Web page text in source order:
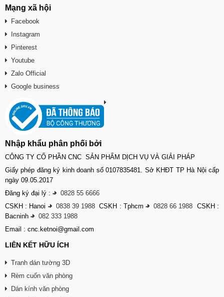
Mạng xã hội
Facebook
Instagram
Pinterest
Youtube
Zalo Official
Google business
Nhập khẩu phân phối bởi
CÔNG TY CỔ PHẦN CNC SẢN PHẨM DỊCH VỤ VÀ GIẢI PHÁP
Giấy phép đăng ký kinh doanh số 0107835481. Sở KHĐT TP Hà Nội cấp
ngày 09.05.2017
Đăng ký đại lý : -
0828 55 6666
CSKH : Hanoi - 0838 39 1988 CSKH : Tphcm- 0828 66 1988 CSKH :
Bacninh -
082 333 1988
Email : cnc.ketnoi@gmail.com
LIÊN KẾT HỮU ÍCH
Tranh dán tường 3D
Rèm cuốn văn phòng
Dán kính văn phòng